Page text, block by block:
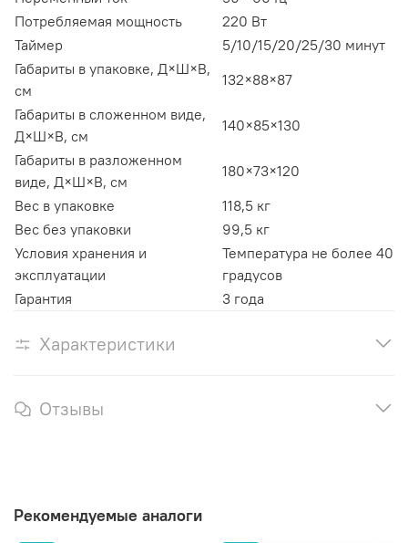
Потребляемая мощность
220 Вт
Таймер
5/10/15/20/25/30 минут
Габариты в упаковке, Д×Ш×В,
см
132×88×87
Габариты в сложенном виде,
Д×Ш×В, см
140×85×130
Габариты в разложенном
виде, Д×Ш×В, см
180×73×120
Вес в упаковке
118,5 кг
Вес без упаковки
99,5 кг
Условия хранения и
эксплуатации
Температура не более 40
градусов
Гарантия
3 года
Характеристики
Отзывы
Рекомендуемые аналоги